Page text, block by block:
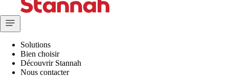
Solutions
Bien choisir
Découvrir Stannah
Nous contacter